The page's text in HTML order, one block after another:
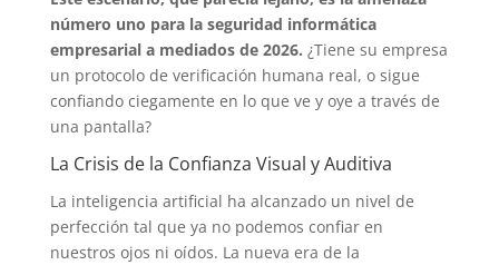
número uno para la seguridad informática
empresarial a mediados de 2026. ¿Tiene su empresa
un protocolo de verificación humana real, o sigue
confiando ciegamente en lo que ve y oye a través de
una pantalla?
La Crisis de la Confianza Visual y Auditiva
La inteligencia artificial ha alcanzado un nivel de
perfección tal que ya no podemos confiar en
nuestros ojos ni oídos. La nueva era de la